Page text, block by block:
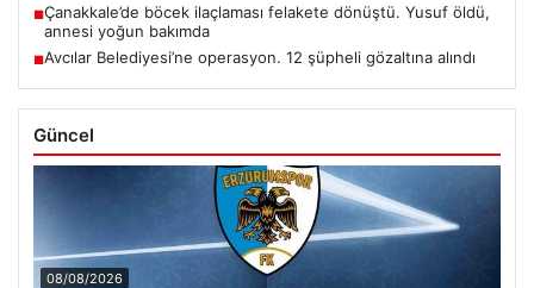
■Çanakkale’de böcek ilaçlaması felakete dönüştü. Yusuf öldü,
annesi yoğun bakımda
■Avcılar Belediyesi’ne operasyon. 12 şüpheli gözaltına alındı
Güncel
08/08/2026